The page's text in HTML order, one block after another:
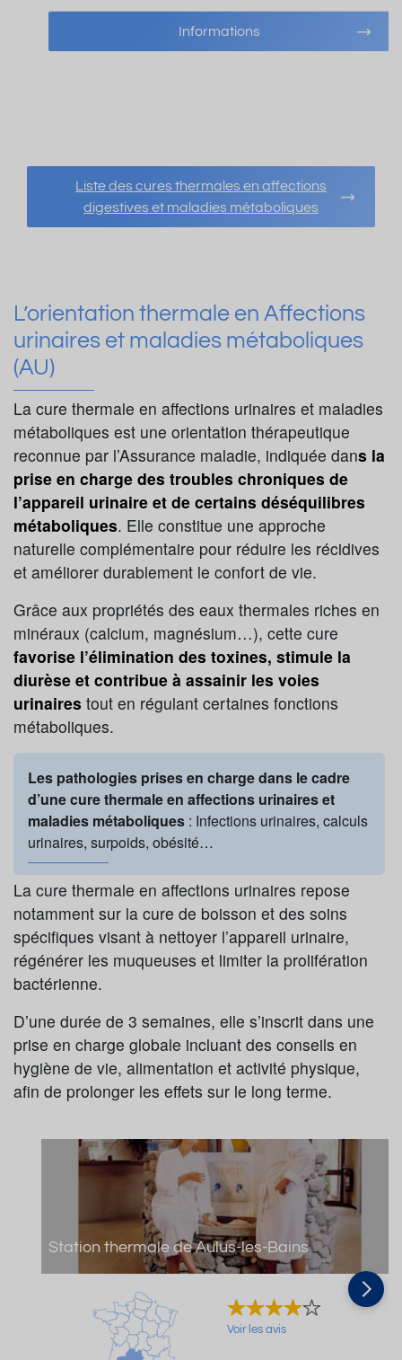
Informations
Liste des cures thermales en affections
digestives et maladies métaboliques
L’orientation thermale en Affections
urinaires et maladies métaboliques
(AU)
La cure thermale en affections urinaires et maladies
métaboliques est une orientation thérapeutique
reconnue par l’Assurance maladie, indiquée dans la
prise en charge des troubles chroniques de
l’appareil urinaire et de certains déséquilibres
métaboliques. Elle constitue une approche
naturelle complémentaire pour réduire les récidives
et améliorer durablement le confort de vie.
Grâce aux propriétés des eaux thermales riches en
minéraux (calcium, magnésium…), cette cure
favorise l’élimination des toxines, stimule la
diurèse et contribue à assainir les voies
urinaires tout en régulant certaines fonctions
métaboliques.
Les pathologies prises en charge dans le cadre
d’une cure thermale en affections urinaires et
maladies métaboliques : Infections urinaires, calculs
urinaires, surpoids, obésité…
La cure thermale en affections urinaires repose
notamment sur la cure de boisson et des soins
spécifiques visant à nettoyer l’appareil urinaire,
régénérer les muqueuses et limiter la prolifération
bactérienne.
D’une durée de 3 semaines, elle s’inscrit dans une
prise en charge globale incluant des conseils en
hygiène de vie, alimentation et activité physique,
afin de prolonger les effets sur le long terme.
Station thermale de Aulus-les-Bains
Voir les avis